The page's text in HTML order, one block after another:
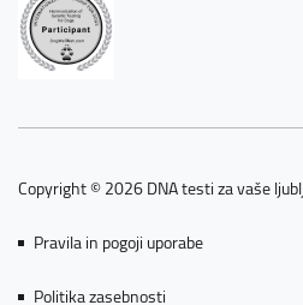
Copyright © 2026 DNA testi za vaše
Pravila in pogoji uporabe
Politika zasebnosti